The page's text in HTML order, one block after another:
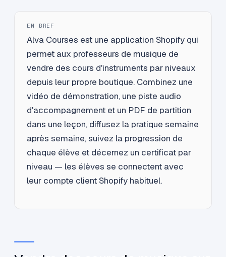
EN BREF
Alva Courses est une application Shopify qui
permet aux professeurs de musique de
vendre des cours d'instruments par niveaux
depuis leur propre boutique. Combinez une
vidéo de démonstration, une piste audio
d'accompagnement et un PDF de partition
dans une leçon, diffusez la pratique semaine
après semaine, suivez la progression de
chaque élève et décernez un certificat par
niveau — les élèves se connectent avec
leur compte client Shopify habituel.